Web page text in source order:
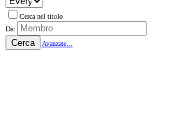
Cerca nel titolo
Da:
Cerca Avanzate...